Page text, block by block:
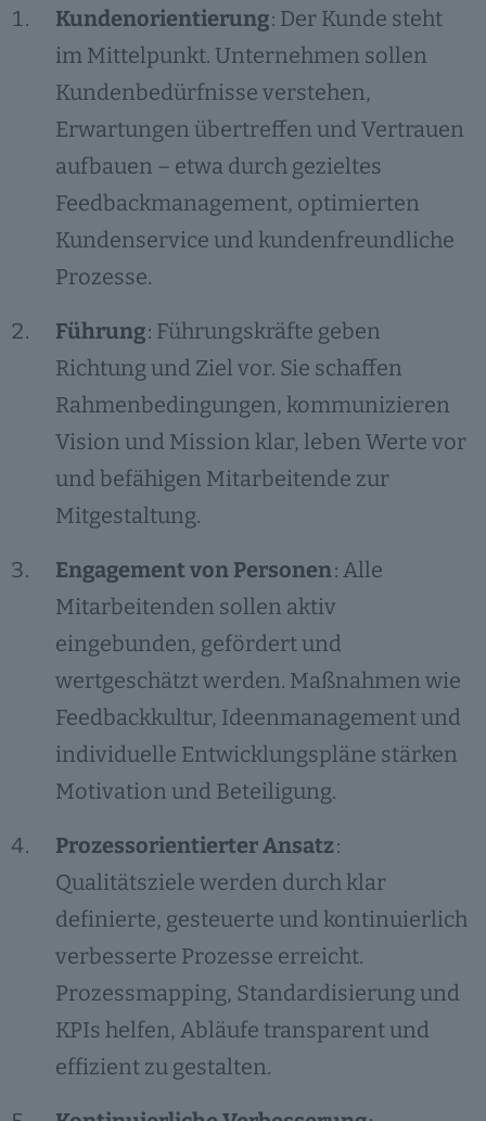
Kundenorientierung: Der Kunde steht
im Mittelpunkt. Unternehmen sollen
Kundenbedürfnisse verstehen,
Erwartungen übertreffen und Vertrauen
aufbauen – etwa durch gezieltes
Feedbackmanagement, optimierten
Kundenservice und kundenfreundliche
Prozesse.
Führung: Führungskräfte geben
Richtung und Ziel vor. Sie schaffen
Rahmenbedingungen, kommunizieren
Vision und Mission klar, leben Werte vor
und befähigen Mitarbeitende zur
Mitgestaltung.
Engagement von Personen: Alle
Mitarbeitenden sollen aktiv
eingebunden, gefördert und
wertgeschätzt werden. Maßnahmen wie
Feedbackkultur, Ideenmanagement und
individuelle Entwicklungspläne stärken
Motivation und Beteiligung.
Prozessorientierter Ansatz:
Qualitätsziele werden durch klar
definierte, gesteuerte und kontinuierlich
verbesserte Prozesse erreicht.
Prozessmapping, Standardisierung und
KPIs helfen, Abläufe transparent und
effizient zu gestalten.